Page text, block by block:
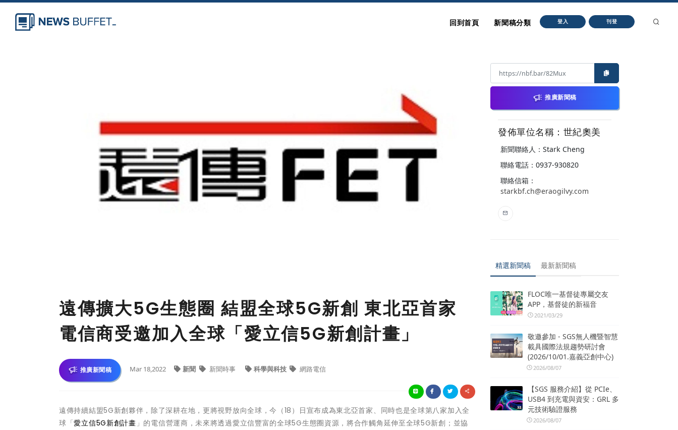
回到首頁 新聞稿分類 登入 刊登
遠傳擴大5G生態圈 結盟全球5G新創 東北亞首家
電信商受邀加入全球「愛立信5G新創計畫」
推廣新聞稿 Mar 18,2022 新聞 新聞時事 科學與科技 網路電信
遠傳持續結盟5G新創夥伴，除了深耕在地，更將視野放向全球，今（18）日宣布成為東北亞首家、同時也是全球第八家加入全
球「愛立信5G新創計畫」的電信營運商，未來將透過愛立信豐富的全球5G生態圈資源，將合作觸角延伸至全球5G新創；並協
推廣新聞稿
發佈單位名稱：世紀奧美
新聞聯絡人：Stark Cheng
聯絡電話：0937-930820
聯絡信箱：
starkbf.ch@eraogilvy.com
精選新聞稿 最新新聞稿
FLOC唯一基督徒專屬交友
APP，基督徒的新福音
2021/03/29
敬邀參加 - SGS無人機暨智慧
載具國際法規趨勢研討會
(2026/10/01.嘉義亞創中心)
2026/08/07
【SGS 服務介紹】從 PCIe、
USB4 到充電與資安：GRL 多
元技術驗證服務
2026/08/07